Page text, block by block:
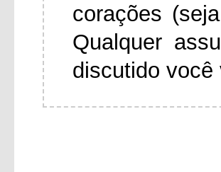
corações
Qualquer
discutido você